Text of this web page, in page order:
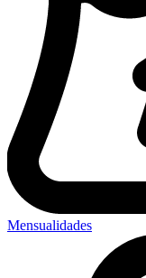
Mensualidades